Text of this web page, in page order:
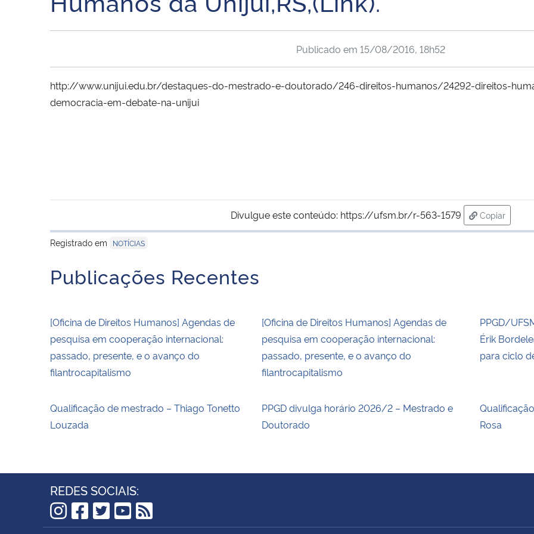
Publicado em 15/08/2016, 18h52
http://www.unijui.edu.br/destaques-do-mestrado-e-doutorado/246-direitos-humanos/24292-direitos-
democracia-em-debate-na-unijui
Divulgue este conteúdo: https://ufsm.br/r-563-1579
Copiar
para área
Registrado em
NOTÍCIAS
Publicações Recentes
[Oficina de Direitos Humanos] Agendas de
pesquisa em cooperação internacional:
passado, presente, e o avanço do
filantrocapitalismo
[Oficina de Direitos Humanos] Agendas de
pesquisa em cooperação internacional:
passado, presente, e o avanço do
filantrocapitalismo
PPGD/
Érik
para ciclo
Qualificação de mestrado – Thiago Tonetto
Louzada
PPGD divulga horário 2026/2 – Mestrado e
Doutorado
Rosa
REDES SOCIAIS: